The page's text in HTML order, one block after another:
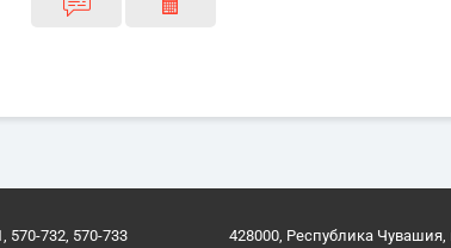
570-732, 570-733
428000, Республика